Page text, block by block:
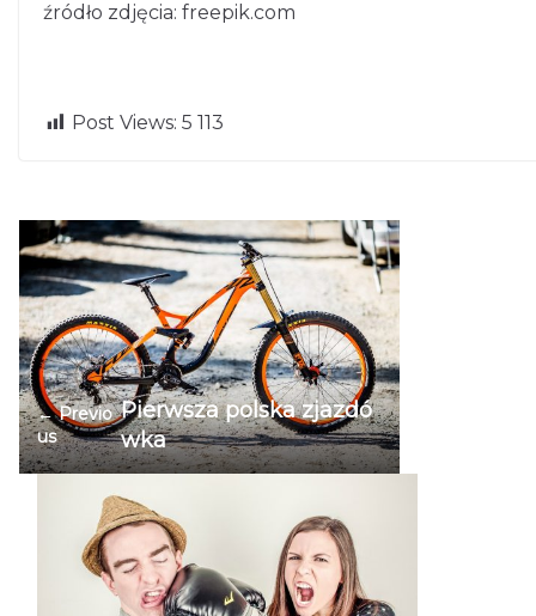
źródło zdjęcia: freepik.com
Post Views: 5 113
← Previo
us
Pierwsza polska zjazdó
wka